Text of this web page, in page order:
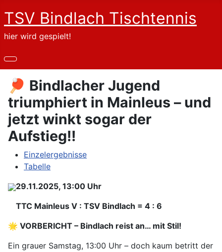
TSV Bindlach Tischtennis
hier wird gespielt!
🏓 Bindlacher Jugend
triumphiert in Mainleus – und
jetzt winkt sogar der
Aufstieg!!
Einzelergebnisse
Tabelle
29.11.2025, 13:00 Uhr
TTC Mainleus V : TSV Bindlach = 4 : 6
🌟 VORBERICHT – Bindlach reist an… mit Stil!
Ein grauer Samstag, 13:00 Uhr – doch kaum betritt der